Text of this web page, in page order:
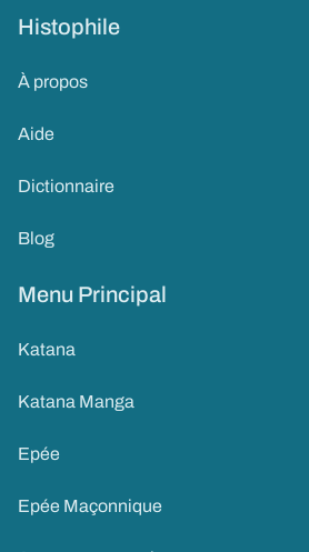
Histophile
À propos
Aide
Dictionnaire
Blog
Menu Principal
Katana
Katana Manga
Epée
Epée Maçonnique